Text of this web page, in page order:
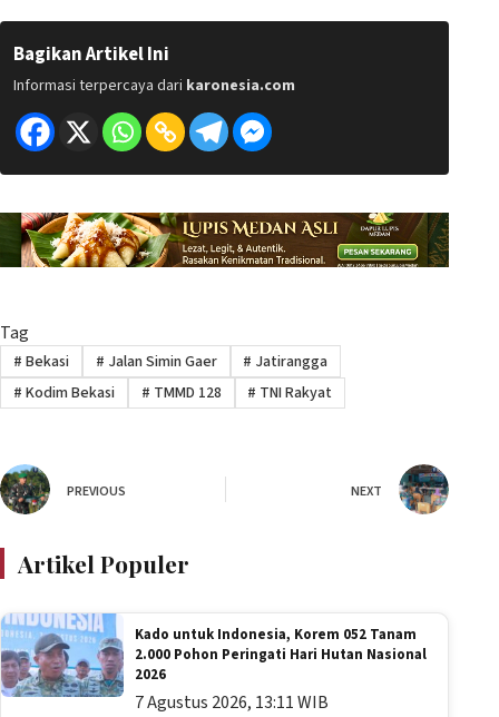
Bagikan Artikel Ini
Informasi terpercaya dari karonesia.com
Tag
# Bekasi # Jalan Simin Gaer # Jatirangga
# Kodim Bekasi # TMMD 128 # TNI Rakyat
PREVIOUS NEXT
Artikel Populer
Kado untuk Indonesia, Korem 052 Tanam
2.000 Pohon Peringati Hari Hutan Nasional
2026
7 Agustus 2026, 13:11 WIB